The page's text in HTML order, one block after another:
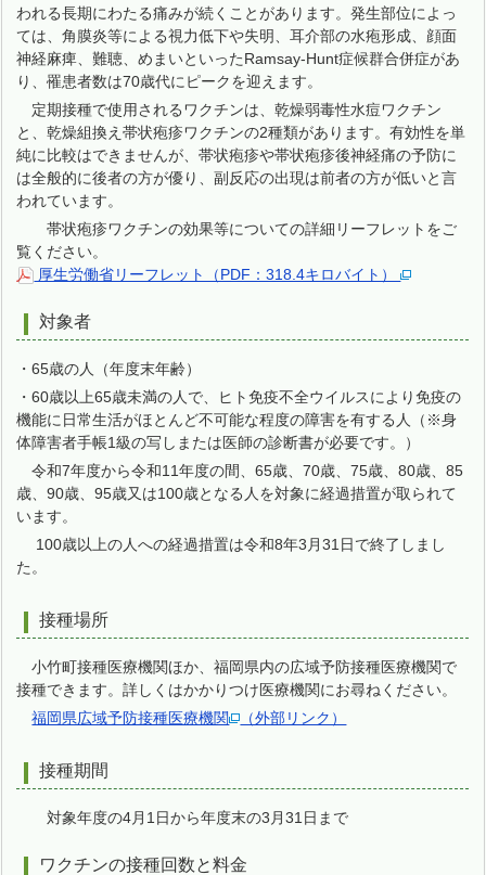
われる長期にわたる痛みが続くことがあります。発生部位によっ
ては、角膜炎等による視力低下や失明、耳介部の水疱形成、顔面
神経麻痺、難聴、めまいといったRamsay-Hunt症候群合併症があ
り、罹患者数は70歳代にピークを迎えます。
定期接種で使用されるワクチンは、乾燥弱毒性水痘ワクチン
と、乾燥組換え帯状疱疹ワクチンの2種類があります。有効性を単
純に比較はできませんが、帯状疱疹や帯状疱疹後神経痛の予防に
は全般的に後者の方が優り、副反応の出現は前者の方が低いと言
われています。
帯状疱疹ワクチンの効果等についての詳細リーフレットをご
覧ください。
厚生労働省リーフレット（PDF：318.4キロバイト）
対象者
・65歳の人（年度末年齢）
・60歳以上65歳未満の人で、ヒト免疫不全ウイルスにより免疫の
機能に日常生活がほとんど不可能な程度の障害を有する人（※身
体障害者手帳1級の写しまたは医師の診断書が必要です。）
令和7年度から令和11年度の間、65歳、70歳、75歳、80歳、85
歳、90歳、95歳又は100歳となる人を対象に経過措置が取られて
います。
100歳以上の人への経過措置は令和8年3月31日で終了しまし
た。
接種場所
小竹町接種医療機関ほか、福岡県内の広域予防接種医療機関で
接種できます。詳しくはかかりつけ医療機関にお尋ねください。
福岡県広域予防接種医療機関
（外部リンク）
接種期間
対象年度の4月1日から年度末の3月31日まで
ワクチンの接種回数と料金